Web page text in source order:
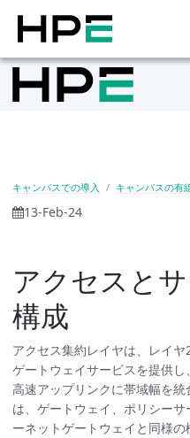
キャンパスでの導入 キャンパスの有
13-Feb-24
アクセスと
構成
アクセス集約レイヤは、レイ
ゲートウェイサービスを提供
高速アップリンクに帯域幅を
は、ゲートウェイ、ポリシー
ーネットゲートウェイと同様の